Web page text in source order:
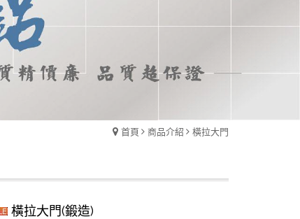
首頁 商品介紹 橫拉大門
橫拉大門(鍛造)